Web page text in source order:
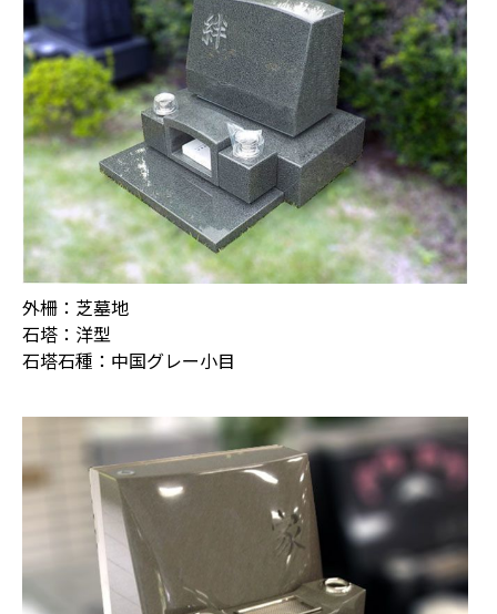
外柵：芝墓地
石塔：洋型
石塔石種：中国グレー小目